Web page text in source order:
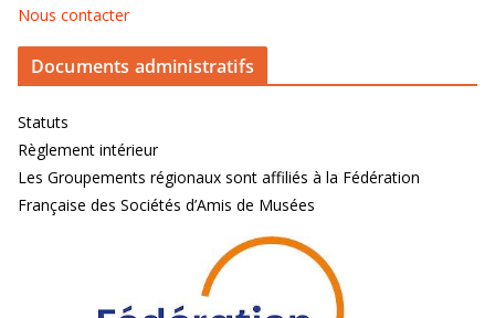
Nous contacter
Documents administratifs
Statuts
Règlement intérieur
Les Groupements régionaux sont affiliés à la Fédération
Française des Sociétés d’Amis de Musées